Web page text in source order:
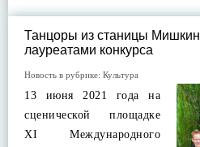
Танцоры из станицы
лауреатами конкурса
Новость в рубрике: Культура
13 июня 2021 года на
сценической площадке
XI Международного